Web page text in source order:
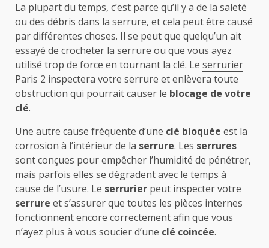
La plupart du temps, c’est parce qu’il y a de la saleté
ou des débris dans la serrure, et cela peut être causé
par différentes choses. Il se peut que quelqu’un ait
essayé de crocheter la serrure ou que vous ayez
utilisé trop de force en tournant la clé. Le serrurier
Paris 2 inspectera votre serrure et enlèvera toute
obstruction qui pourrait causer le blocage de votre
clé.
Une autre cause fréquente d’une clé bloquée est la
corrosion à l’intérieur de la serrure. Les serrures
sont conçues pour empêcher l’humidité de pénétrer,
mais parfois elles se dégradent avec le temps à
cause de l’usure. Le serrurier peut inspecter votre
serrure et s’assurer que toutes les pièces internes
fonctionnent encore correctement afin que vous
n’ayez plus à vous soucier d’une clé coincée.